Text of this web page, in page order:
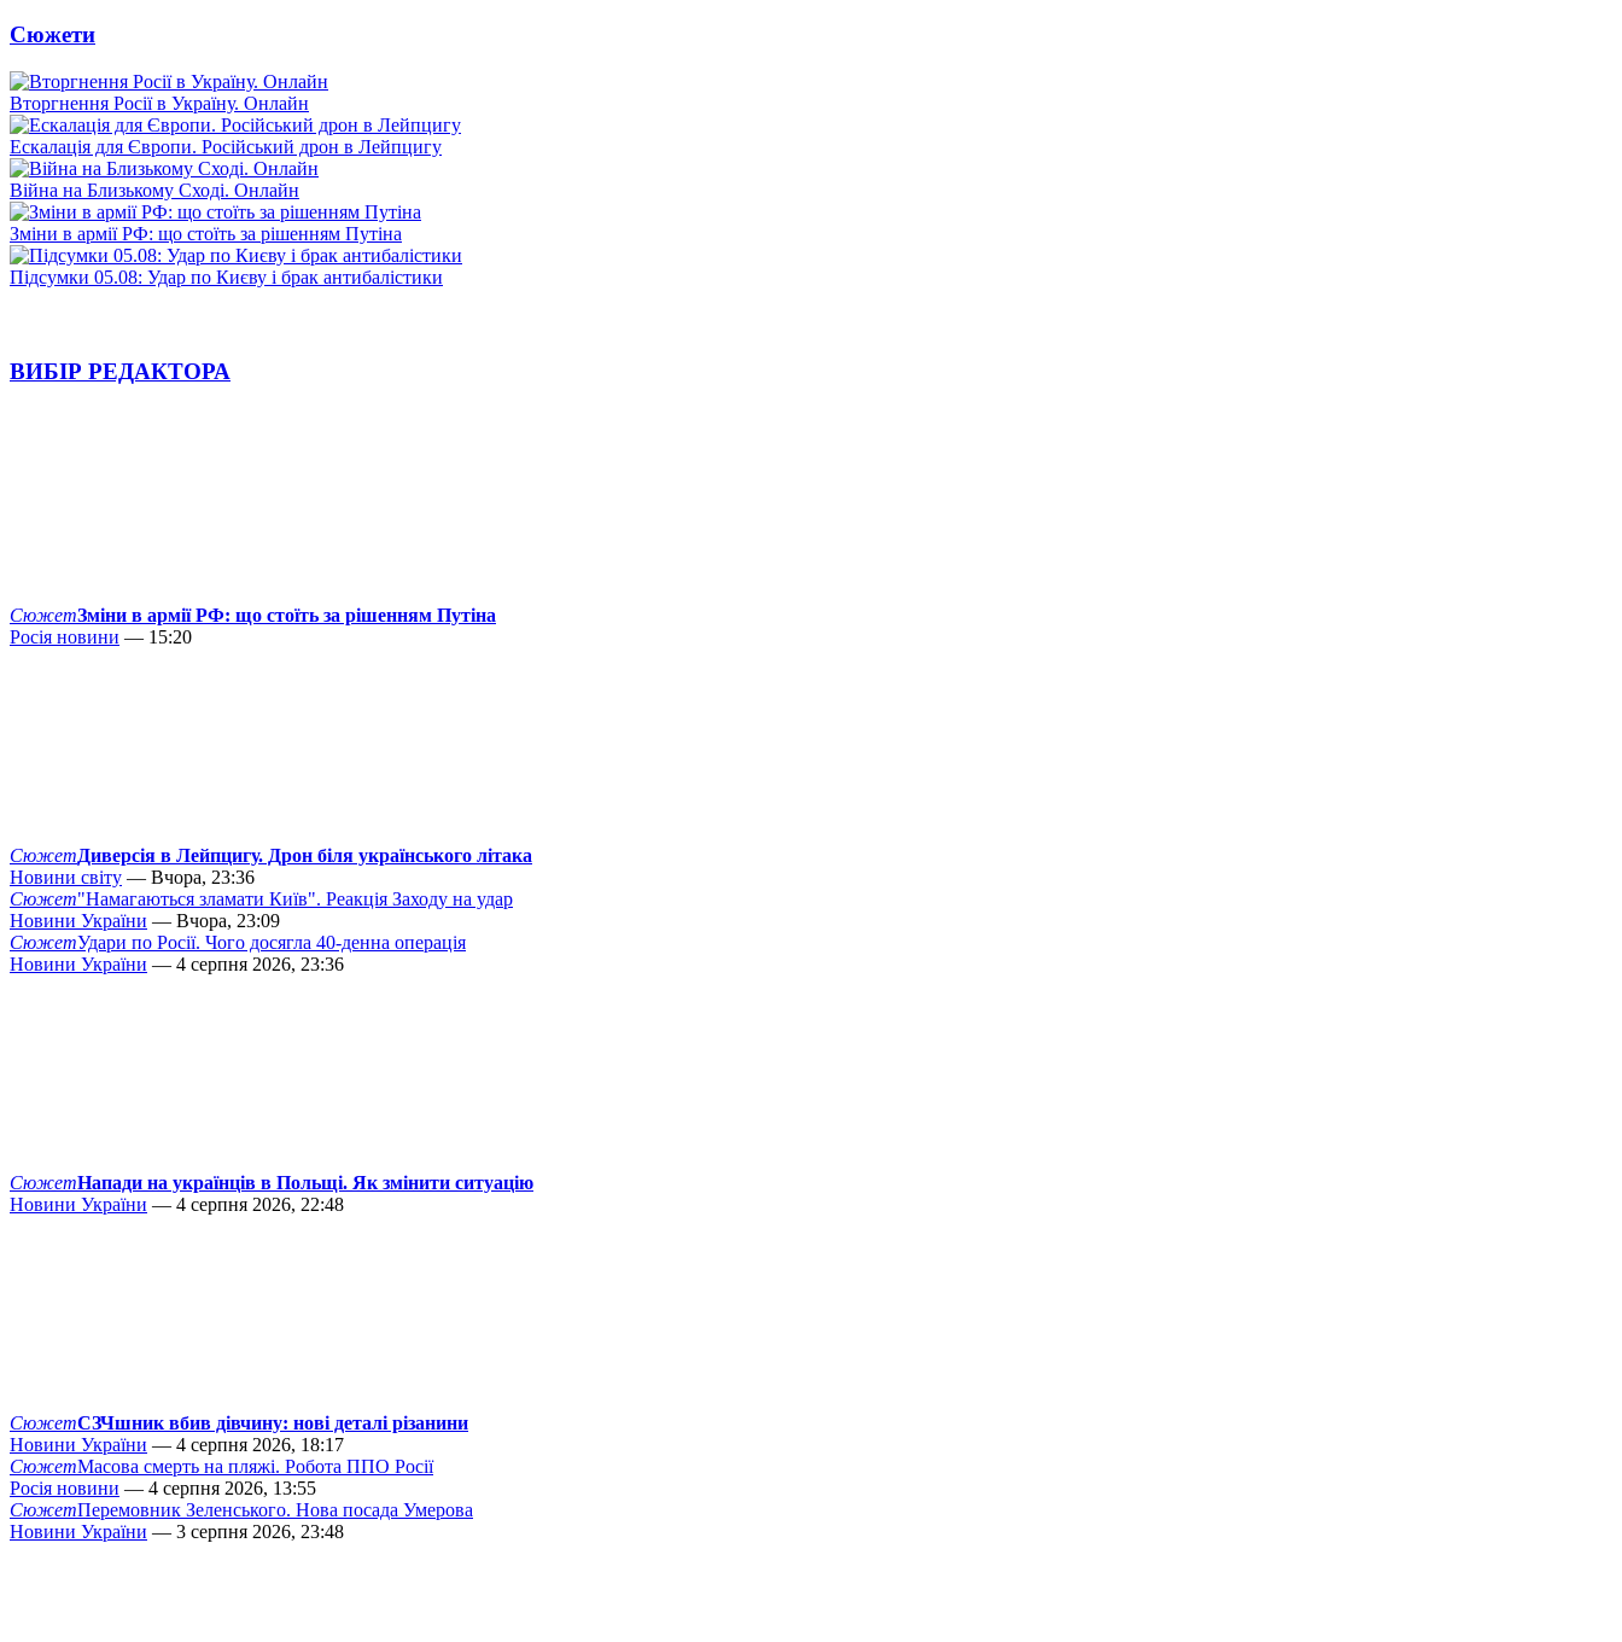
Сюжети
Вторгнення Росії в Україну. Онлайн
Ескалація для Європи. Російський дрон в Лейпцигу
Війна на Близькому Сході. Онлайн
Зміни в армії РФ: що стоїть за рішенням Путіна
Підсумки 05.08: Удар по Києву і брак антибалістики
ВИБІР РЕДАКТОРА
СюжетЗміни в армії РФ: що стоїть за рішенням Путіна
Росія новини — 15:20
СюжетДиверсія в Лейпцигу. Дрон біля українського літака
Новини світу — Вчора, 23:36
Сюжет"Намагаються зламати Київ". Реакція Заходу на удар
Новини України — Вчора, 23:09
СюжетУдари по Росії. Чого досягла 40-денна операція
Новини України — 4 серпня 2026, 23:36
СюжетНапади на українців в Польщі. Як змінити ситуацію
Новини України — 4 серпня 2026, 22:48
СюжетСЗЧшник вбив дівчину: нові деталі різанини
Новини України — 4 серпня 2026, 18:17
СюжетМасова смерть на пляжі. Робота ППО Росії
Росія новини — 4 серпня 2026, 13:55
СюжетПеремовник Зеленського. Нова посада Умерова
Новини України — 3 серпня 2026, 23:48